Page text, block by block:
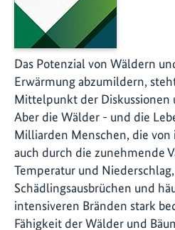
Das Potenzial von Wäldern
Erwärmung abzumildern,
Mittelpunkt der Diskussionen
Aber die Wälder - und die
Milliarden Menschen, die von
auch durch die zunehmende
Temperatur und
Schädlingsausbrüchen und
intensiveren Bränden stark
Fähigkeit der Wälder und